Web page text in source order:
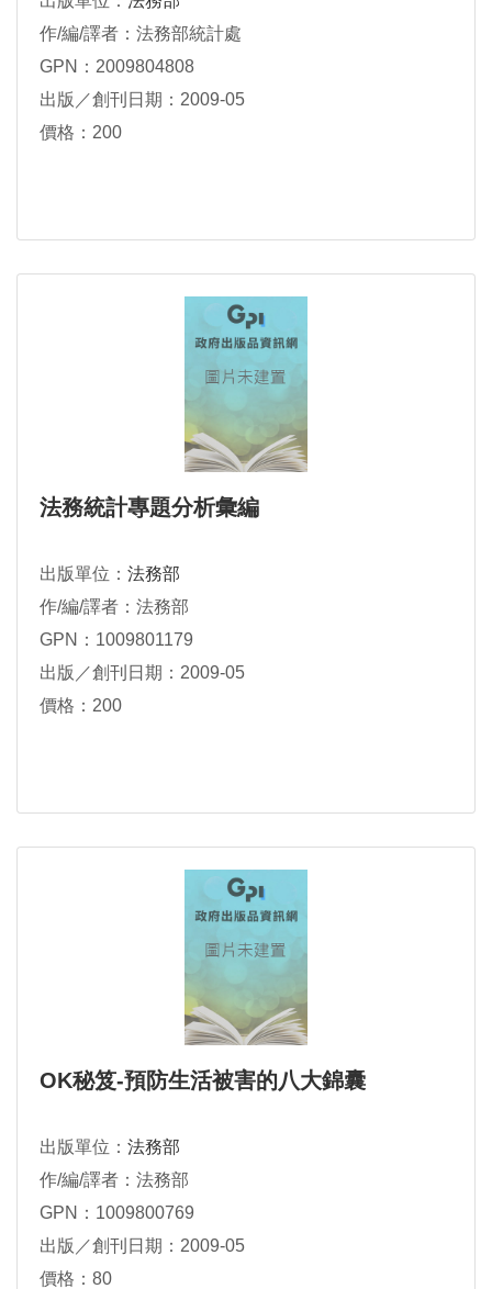
作/編/譯者：法務部統計處
GPN：2009804808
出版／創刊日期：2009-05
價格：200
法務統計專題分析彙編
出版單位： 法務部
作/編/譯者：法務部
GPN：1009801179
出版／創刊日期：2009-05
價格：200
OK秘笈-預防生活被害的八大錦囊
出版單位： 法務部
作/編/譯者：法務部
GPN：1009800769
出版／創刊日期：2009-05
價格：80